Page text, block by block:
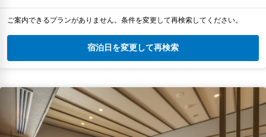
ご案内できるプランがありません。条件を変更して再検索してください。
宿泊日を変更して再検索